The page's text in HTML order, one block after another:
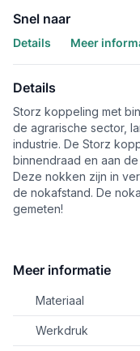
Snel naar
Details Meer
Details
Storz koppeling met
de agrarische sector,
industrie. De Storz
binnendraad en aan
Deze nokken zijn in
de nokafstand. De
gemeten!
Meer informatie
Materiaal
Werkdruk